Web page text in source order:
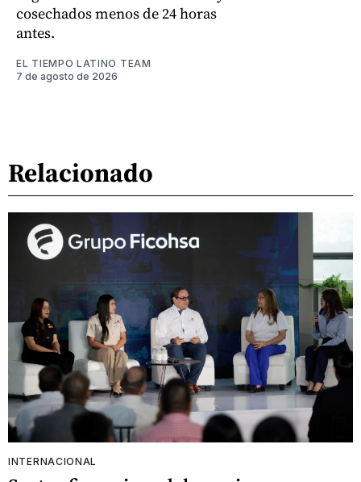
cosechados menos de 24 horas
antes.
EL TIEMPO LATINO TEAM
7 de agosto de 2026
Relacionado
INTERNACIONAL